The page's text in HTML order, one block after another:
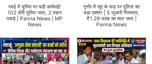
पवई में यूरिया पर बड़ी कार्रवाई!
102 बोरी यूरिया जब्त, 2 वाहन
पकड़े | Panna News | MP
News
गुनौर में जुए के फड़ पर पुलिस का
बड़ा एक्शन | 5 जुआरी गिरफ्तार,
₹1.29 लाख का माल जब्त |
Panna News